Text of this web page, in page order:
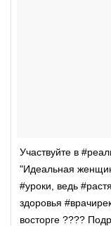
Участвуйте в
"Идеальная
#уроки, ведь
здоровья
восторге ????